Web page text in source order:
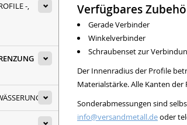
-,
Verfügbares
Gerade Verbinder
Winkelverbinder
Schraubenset zur
Der Innenradius der Profile
Materialstärke. Alle Kanten
Sonderabmessungen sind
info@versandmetall.deoder